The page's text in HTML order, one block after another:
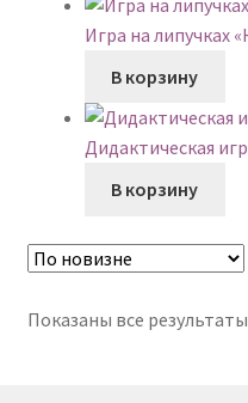
Игра на липучках
В корзину
Дидактическая
В корзину
Показаны все